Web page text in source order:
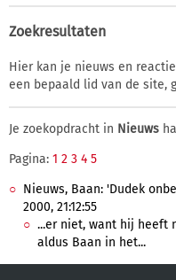
Zoekresultaten
Hier kan je nieuws en
een bepaald lid van de site,
Je zoekopdracht in Nieuws
Pagina: 1 2 3 4 5
Nieuws, Baan: 'Dudek
2000, 21:12:55
...er niet, want hij heeft
aldus Baan in het...